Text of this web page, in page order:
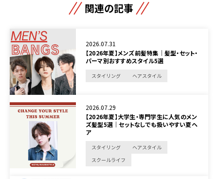
関連の記事
2026.07.31
【2026年夏】メンズ前髪特集｜髪型・セット・
パーマ別おすすめスタイル5選
スタイリング ヘアスタイル
2026.07.29
【2026年夏】大学生・専門学生に人気のメン
ズ髪型5選｜セットなしでも扱いやすい夏ヘ
ア
スタイリング
ヘアスタイル
スクールライフ